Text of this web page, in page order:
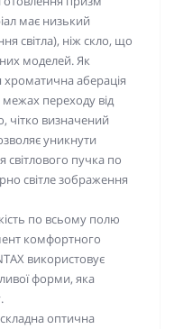
має низький
світла), ніж скло, що
моделей. Як
хроматична аберація
переходу від
чітко визначений
уникнути
світлового пучка по
світле зображення
по всьому полю
комфортного
використовує
форми, яка
оптична